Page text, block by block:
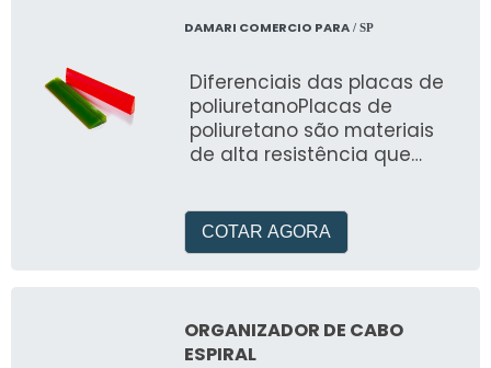
DAMARI COMERCIO PARA/ SP
Diferenciais das placas de
poliuretanoPlacas de
poliuretano são materiais
de alta resistência que
inser&c
COTAR AGORA
ORGANIZADOR DE CABO
ESPIRAL